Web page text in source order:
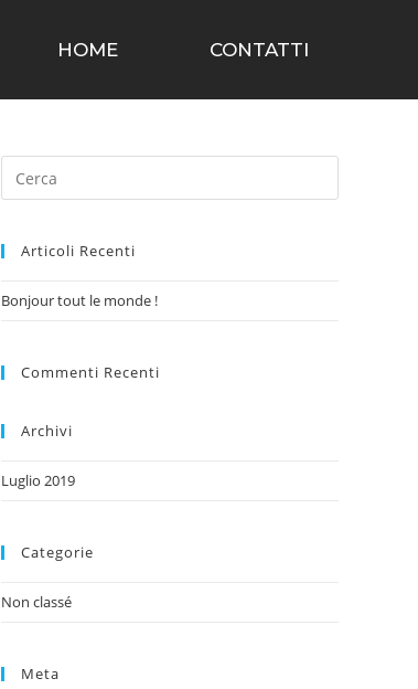
HOME CONTATTI
Articoli Recenti
Bonjour tout le monde !
Commenti Recenti
Archivi
Luglio 2019
Categorie
Non classé
Meta